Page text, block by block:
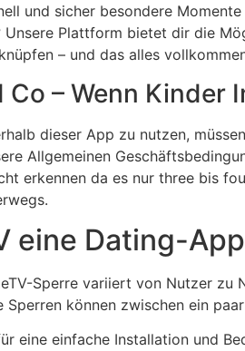
und sicher besondere
Unsere Plattform bietet dir die
– und das alles
Co – Wenn Kinder
dieser App zu nutzen,
Allgemeinen
erkennen da es nur three bis
eine Dating-
Sperre variiert von Nutzer
können zwischen ein
eine einfache Installation und